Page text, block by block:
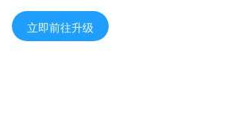
立即前往升级